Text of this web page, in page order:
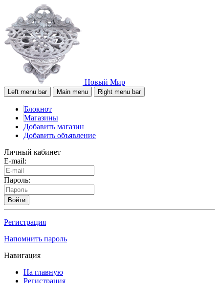
Новый Мир
Left menu bar Main menu Right menu bar
Блокнот
Магазины
Добавить магазин
Добавить объявление
Личный кабинет
E-mail:
Пароль:
Войти
Регистрация
Напомнить пароль
Навигация
На главную
Регистрация